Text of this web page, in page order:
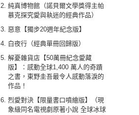
純真博物館（諾貝爾文學獎得主帕
慕克探究愛與執迷的經典作品）
惡意【獨步20週年紀念版】
白夜行（經典單冊回歸版）
解憂雜貨店【50萬冊紀念愛藏
版】：感動全球1,400 萬人的奇蹟
之書，東野圭吾最令人感動落淚的
作品！
烈愛對決【限量書口噴繪版】（現
象級同名電視劇原著小說 全球冰球